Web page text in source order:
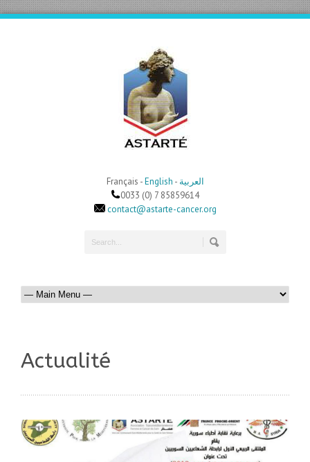
Français -English - العربية
0033 (0) 7 85859614
contact@astarte-cancer.org
Actualité